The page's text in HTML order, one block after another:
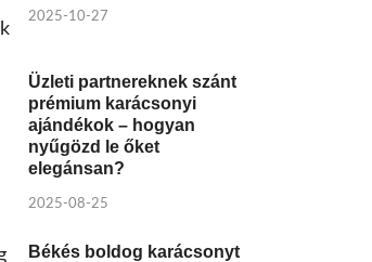
2025-10-27
Üzleti partnereknek szánt
prémium karácsonyi
ajándékok – hogyan
nyűgözd le őket
elegánsan?
2025-08-25
Békés boldog karácsonyt